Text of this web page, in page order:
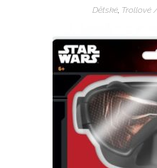
Dětské, Trollové